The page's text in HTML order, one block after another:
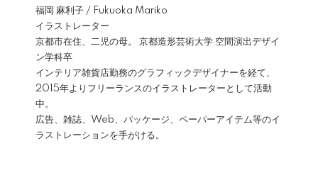
福岡 麻利子 / Fukuoka Mariko
イラストレーター
京都市在住、二児の母。 京都造形芸術大学 空間演出デザイ
ン学科卒
インテリア雑貨店勤務のグラフィックデザイナーを経て、
2015年よりフリーランスのイラストレーターとして活動
中。
広告、雑誌、Web、パッケージ、ペーパーアイテム等のイ
ラストレーションを手がける。